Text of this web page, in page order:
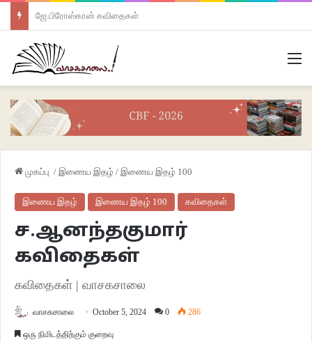
ஜே.பிரோஸ்கான் கவிதைகள்
முகப்பு / இணைய இதழ் / இணைய இதழ் 100
இணைய இதழ் இணைய இதழ் 100 கவிதைகள்
ச.ஆனந்தகுமார்
கவிதைகள்
கவிதைகள் | வாசகசாலை
வாசகசாலை October 5, 2024 0 286
ஒரு நிமிடத்திற்கும் குறைவு